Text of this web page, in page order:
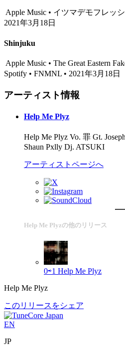
Apple Music • イツマデモフレッシ
2021年3月18日
Shinjuku
Apple Music • The Great Eastern
Spotify • FNMNL • 2021年3月18日
アーティスト情報
Help Me Plyz
Help Me Plyz Vo. 罪 Gt.
Shaun Pxlly Dj. ATSUKI
アーティストページへ
Help Me Plyzの他のリリース
0⇨1 Help Me Plyz
Help Me Plyz
このリリースをシェア
EN
JP